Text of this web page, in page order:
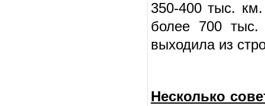
350-400 тыс.
более 700 тыс.
выходила из
Несколько